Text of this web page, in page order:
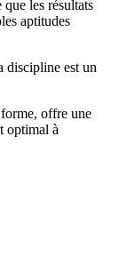
que les résultats
aptitudes
discipline est un
offre une
optimal à